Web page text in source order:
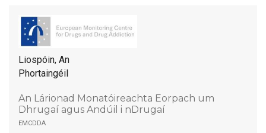
Liospóin, An
Phortaingéil
An Lárionad Monatóireachta Eorpach um
Dhrugaí agus Andúil i nDrugaí
emcdda